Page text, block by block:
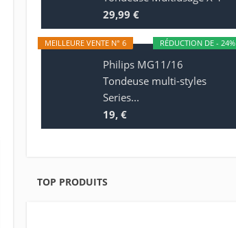
29,99 €
RÉDUCTION DE - 24%
MEILLEURE VENTE N° 6
Philips MG11/16
Tondeuse multi-styles
Series...
19, €
TOP PRODUITS